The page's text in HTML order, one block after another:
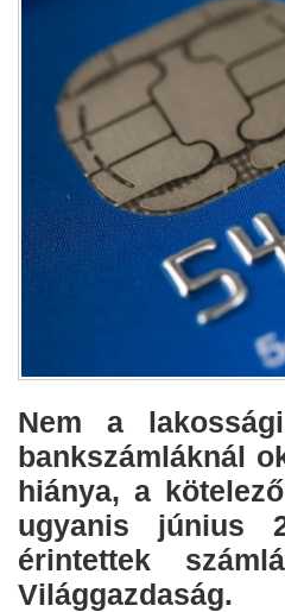
Nem a
bankszámláknál
hiánya, a
ugyanis június
érintettek
Világgazdaság.